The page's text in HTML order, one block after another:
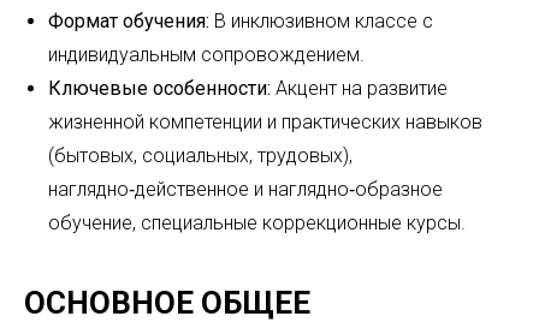
Формат обучения: В инклюзивном классе с
индивидуальным сопровождением.
Ключевые особенности: Акцент на развитие
жизненной компетенции и практических навыков
(бытовых, социальных, трудовых),
наглядно‑действенное и наглядно‑образное
обучение, специальные коррекционные курсы.
ОСНОВНОЕ ОБЩЕЕ